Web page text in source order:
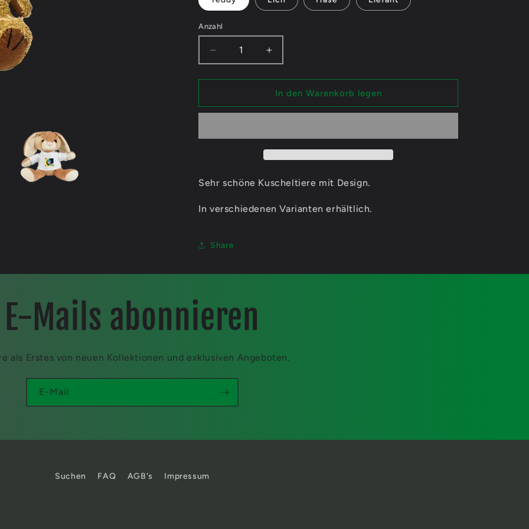
Anzahl
Verringere
die
Menge
x_Kookie_Moon_x
Kuscheltiere
Erhöhe
die
Menge
für
x_Kookie_Moon_x
Kuscheltiere
In den Warenkorb legen
Sehr schöne Kuscheltiere mit Design.
In verschiedenen Varianten erhältlich.
Share
E-Mails abonnieren
als Erstes von neuen Kollektionen und exklusiven Angeboten.
E-Mail
Suchen FAQ AGB's Impressum